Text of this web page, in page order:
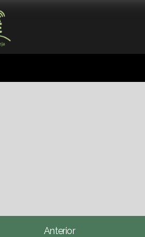
Anterior